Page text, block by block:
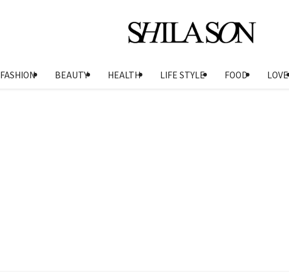
FASHION BEAUTY HEALTH LIFE STYLE FOOD LOVE